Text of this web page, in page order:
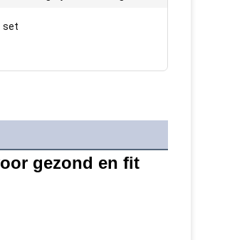
set
gezond en fit